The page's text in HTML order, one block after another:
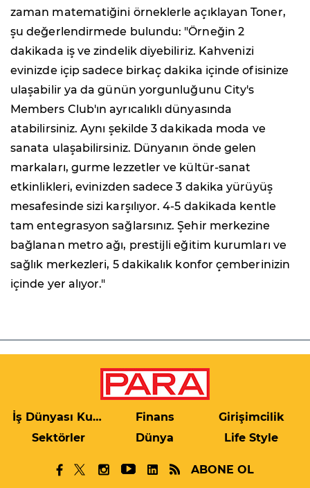
zaman matematiğini örneklerle açıklayan Toner,
şu değerlendirmede bulundu: "Örneğin 2
dakikada iş ve zindelik diyebiliriz. Kahvenizi
evinizde içip sadece birkaç dakika içinde ofisinize
ulaşabilir ya da günün yorgunluğunu City's
Members Club'ın ayrıcalıklı dünyasında
atabilirsiniz. Aynı şekilde 3 dakikada moda ve
sanata ulaşabilirsiniz. Dünyanın önde gelen
markaları, gurme lezzetler ve kültür-sanat
etkinlikleri, evinizden sadece 3 dakika yürüyüş
mesafesinde sizi karşılıyor. 4-5 dakikada kentle
tam entegrasyon sağlarsınız. Şehir merkezine
bağlanan metro ağı, prestijli eğitim kurumları ve
sağlık merkezleri, 5 dakikalık konfor çemberinizin
içinde yer alıyor."
İş Dünyası Kulis Finans
Girişimcilik
Sektörler
Dünya Life Style
ABONE OL